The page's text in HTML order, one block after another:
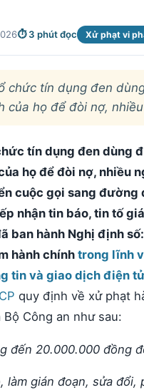
⏱ 3 phút đọc Xử phạt vi
chức tín dụng đen
của họ để đòi nợ,
tín dụng đen dùng
họ để đòi nợ, nhiều
cuộc gọi sang đường
nhận tin báo, tin tố
ban hành Nghị định
hành chính trong lĩnh
tin và giao dịch điện
quy định về xử phạt
Công an như sau:
đến 20.000.000 đồng
làm gián đoạn, sửa